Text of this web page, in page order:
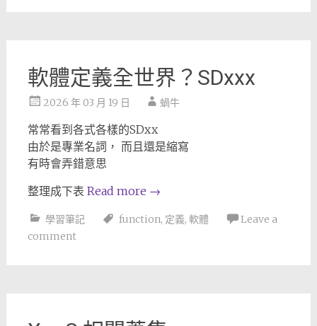
軟體定義全世界？SDxxx
2026 年 03 月 19 日 蝸牛
常常看到各式各樣的SDxx
由於是專業名詞， 而且還是縮寫
有時會弄錯意思
整理成下表 Read more →
學習筆記 function, 定義, 軟體
Leave a
comment